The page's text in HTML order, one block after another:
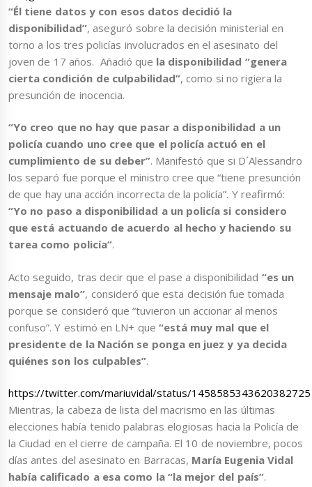
“Él tiene datos y con esos datos decidió la
disponibilidad”, aseguró sobre la decisión ministerial en
torno a los tres policías involucrados en el asesinato del
joven de 17 años. Añadió que la disponibilidad “genera
cierta condición de culpabilidad”, como si no rigiera la
presunción de inocencia.
“Yo creo que no hay que pasar a disponibilidad a un
policía cuando uno cree que el policía actuó en el
cumplimiento de su deber”. Manifestó que si D´Alessandro
los separó fue porque el ministro cree que “tiene presunción
de que hay una acción incorrecta de la policía”. Y reafirmó:
“Yo no paso a disponibilidad a un policía si considero
que está actuando de acuerdo al hecho y haciendo su
tarea como policía”.
Acto seguido, tras decir que el pase a disponibilidad “es un
mensaje malo”, consideró que esta decisión fue tomada
porque se consideró que “tuvieron un accionar al menos
confuso”. Y estimó en LN+ que “está muy mal que el
presidente de la Nación se ponga en juez y ya decida
quiénes son los culpables”.
https://twitter.com/mariuvidal/status/1458585343620382725
Mientras, la cabeza de lista del macrismo en las últimas
elecciones había tenido palabras elogiosas hacia la Policía de
la Ciudad en el cierre de campaña. El 10 de noviembre, pocos
días antes del asesinato en Barracas, María Eugenia Vidal
había calificado a esa como la “la mejor del país”.